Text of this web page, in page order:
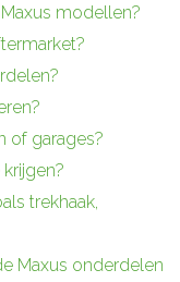
modellen?
of garages?
trekhaak,
Maxus onderdelen